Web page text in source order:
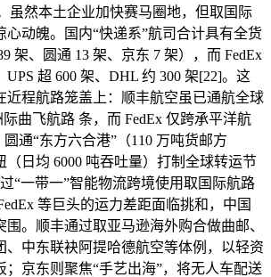
虽然本土企业加快赛马圈地，但取国际
心动魄。国内“快递系”航司合计具有全货
架、圆通 13 架、京东 7 架），而 FedEx
UPS 超 600 架、DHL 约 300 架[22]。这
近程航路笼盖上：顺丰航空虽已通航全球
曲飞航路 条，而 FedEx 仅跨承平洋航
通“东方六合港”（110 万吨货邮方
（日均 6000 吨吞吐量）打制全球转运节
“一带一”智能物流跨境使用取国际航路
等巨头的运力差距面临挑和，中国
。顺丰通过取亚马逊海外购合做曲邮、
、中东联袂阿提哈德航空等体例，以轻资
；京东则聚焦“手艺出海”，将无人车配送